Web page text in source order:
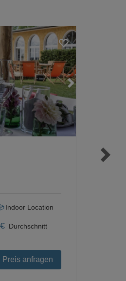
Indoor Location
€ Durchschnitt
Preis anfragen